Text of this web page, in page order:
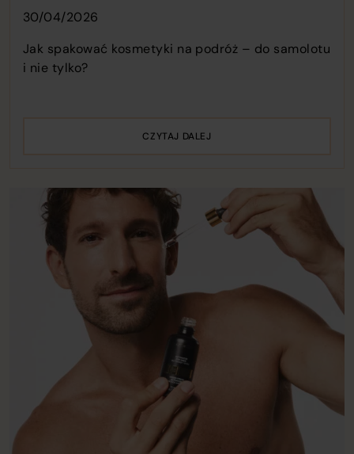
30/04/2026
Jak spakować kosmetyki na podróż – do samolotu
i nie tylko?
CZYTAJ DALEJ